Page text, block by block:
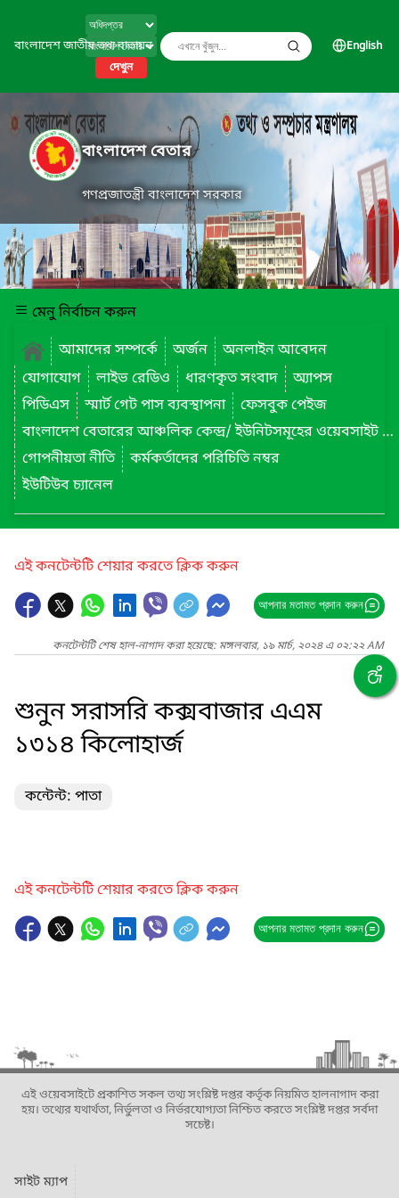
বাংলাদেশ জাতীয় তথ্য বাতায়ন
দেখুন
English
বাংলাদেশ বেতার
গণপ্রজাতন্ত্রী বাংলাদেশ সরকার
মেনু নির্বাচন করুন
আমাদের সম্পর্কে
অর্জন
অনলাইন আবেদন
যোগাযোগ
লাইভ রেডিও ধারণকৃত সংবাদ
অ্যাপস
পিডিএস
স্মার্ট গেট পাস ব্যবস্থাপনা
ফেসবুক পেইজ
বাংলাদেশ বেতারের আঞ্চলিক কেন্দ্র/ ইউনিটসমূহের ওয়েবসাইট লিংক
গোপনীয়তা নীতি
কর্মকর্তাদের পরিচিতি নম্বর
ইউটিউব চ্যানেল
এই কনটেন্টটি শেয়ার করতে ক্লিক করুন
আপনার মতামত প্রদান করুন
কনটেন্টটি শেষ হাল-নাগাদ করা হয়েছে: মঙ্গলবার, ১৯ মার্চ, ২০২৪ এ ০২:২২ AM
শুনুন সরাসরি কক্সবাজার এএম
১৩১৪ কিলোহার্জ
কন্টেন্ট: পাতা
এই কনটেন্টটি শেয়ার করতে ক্লিক করুন
আপনার মতামত প্রদান করুন
এই ওয়েবসাইটে প্রকাশিত সকল তথ্য সংশ্লিষ্ট দপ্তর কর্তৃক নিয়মিত হালনাগাদ করা
হয়। তথ্যের যথার্থতা, নির্ভুলতা ও নির্ভরযোগ্যতা নিশ্চিত করতে সংশ্লিষ্ট দপ্তর সর্বদা
সচেষ্ট।
সাইট ম্যাপ